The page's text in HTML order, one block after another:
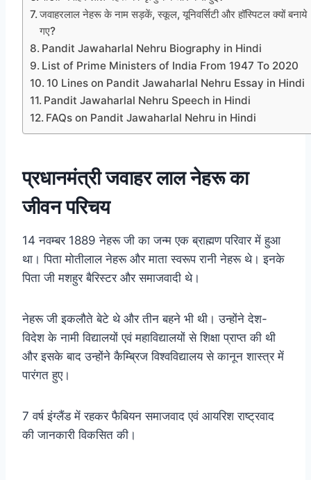
जवाहरलाल नेहरू के नाम सड़कें, स्कूल, यूनिवर्सिटी और हॉस्पिटल क्यों बनाये
गए?
Pandit Jawaharlal Nehru Biography in Hindi
List of Prime Ministers of India From 1947 To 2020
10 Lines on Pandit Jawaharlal Nehru Essay in Hindi
Pandit Jawaharlal Nehru Speech in Hindi
FAQs on Pandit Jawaharlal Nehru in Hindi
प्रधानमंत्री जवाहर लाल नेहरू का
जीवन परिचय
14 नवम्बर 1889 नेहरू जी का जन्म एक ब्राह्मण परिवार में हुआ
था। पिता मोतीलाल नेहरू और माता स्वरूप रानी नेहरू थे। इनके
पिता जी मशहुर बैरिस्टर और समाजवादी थे।
नेहरू जी इकलौते बेटे थे और तीन बहने भी थी। उन्होंने देश-
विदेश के नामी विद्यालयों एवं महाविद्यालयों से शिक्षा प्राप्त की थी
और इसके बाद उन्होंने कैम्ब्रिज विश्वविद्यालय से कानून शास्त्र में
पारंगत हुए।
7 वर्ष इंग्लैंड में रहकर फैबियन समाजवाद एवं आयरिश राष्ट्रवाद
की जानकारी विकसित की।